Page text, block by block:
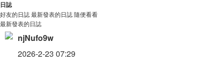
日誌
好友的日誌最新發表的日誌隨便看看
最新發表的日誌
njNufo9w
2026-2-23 07:29